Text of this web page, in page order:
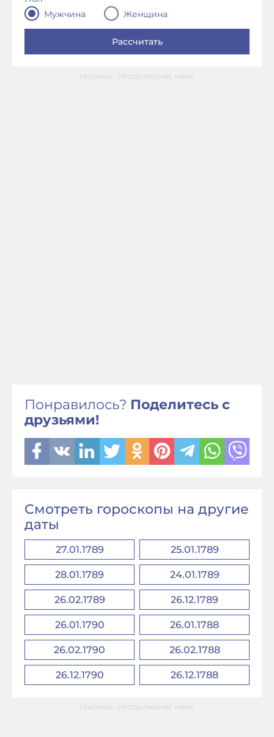
Мужчина
Женщина
РЕКЛАМА - ПРОДОЛЖЕНИЕ НИЖЕ
Понравилось? Поделитесь с
друзьями!
Смотреть гороскопы на другие
даты
27.01.1789 25.01.1789
28.01.1789 24.01.1789
26.02.1789 26.12.1789
26.01.1790 26.01.1788
26.02.1790 26.02.1788
26.12.1790 26.12.1788
РЕКЛАМА - ПРОДОЛЖЕНИЕ НИЖЕ